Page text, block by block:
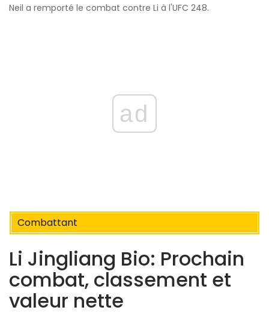
Neil a remporté le combat contre Li à l'UFC 248.
ad
Combattant
Li Jingliang Bio: Prochain
combat, classement et
valeur nette